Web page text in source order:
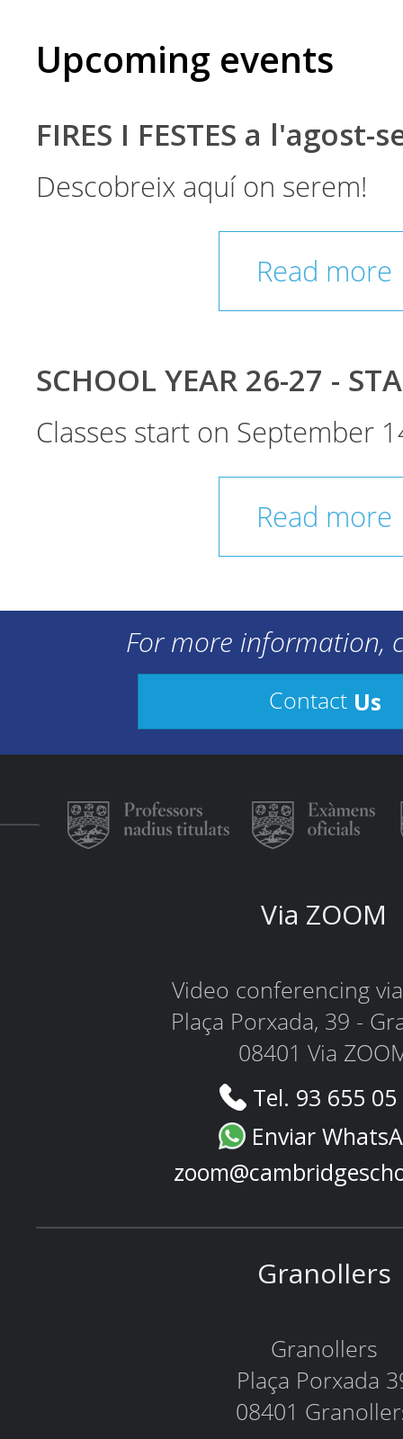
Upcoming events
FIRES I FESTES a l'agost-
Descobreix aquí on serem!
Read more
SCHOOL YEAR 26-27 -
Classes start on September
Read more
For more information,
Contact Us
Via ZOOM
Video conferencing
Plaça Porxada, 39 -
08401 Via
Tel. 93 655
Enviar
Granollers
Granollers
Plaça Porxada
08401